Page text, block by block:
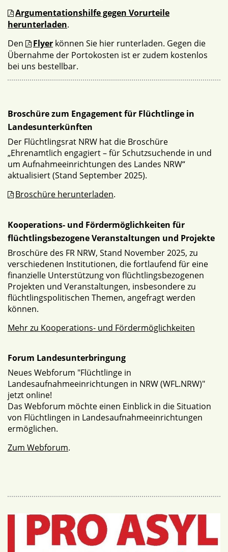
Argumentationshilfe gegen Vorurteile
herunterladen.
Den
Flyer können Sie hier runterladen. Gegen die
Übernahme der Portokosten ist er zudem kostenlos
bei uns bestellbar.
Broschüre zum Engagement für Flüchtlinge in
Landesunterkünften
Der Flüchtlingsrat NRW hat die Broschüre
„Ehrenamtlich engagiert – für Schutzsuchende in und
um Aufnahmeeinrichtungen des Landes NRW“
aktualisiert (Stand September 2025).
Broschüre herunterladen.
Kooperations- und Fördermöglichkeiten für
flüchtlingsbezogene Veranstaltungen und Projekte
Broschüre des FR NRW, Stand November 2025, zu
verschiedenen Institutionen, die fortlaufend für eine
finanzielle Unterstützung von flüchtlingsbezogenen
Projekten und Veranstaltungen, insbesondere zu
flüchtlingspolitischen Themen, angefragt werden
können.
Mehr zu Kooperations- und Fördermöglichkeiten
Forum Landesunterbringung
Neues Webforum "Flüchtlinge in
Landesaufnahmeeinrichtungen in NRW (WFL.NRW)"
jetzt online!
Das Webforum möchte einen Einblick in die Situation
von Flüchtlingen in Landesaufnahmeeinrichtungen
ermöglichen.
Zum Webforum.